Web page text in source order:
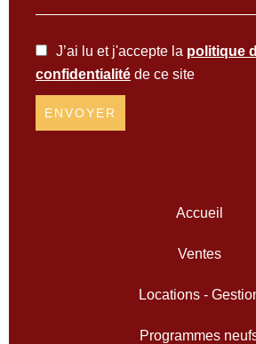
J’ai lu et j'accepte la politique
confidentialité de ce site
ENVOYER
Accueil
Ventes
Locations -
Programmes